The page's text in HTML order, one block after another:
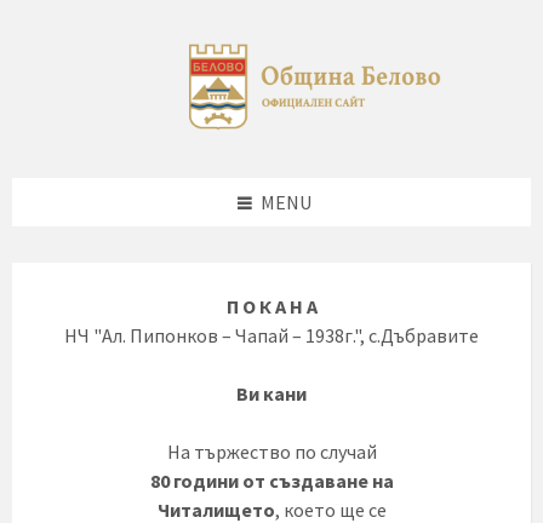
MENU
П О К А Н А
НЧ "Ал. Пипонков – Чапай – 1938г.", с.Дъбравите
Ви кани
На тържество по случай
80 години от създаване на
Читалището, което ще се